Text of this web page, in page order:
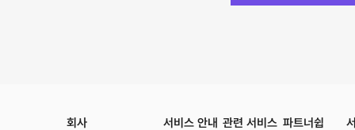
회사 서비스 안내 관련 서비스 파트너쉽